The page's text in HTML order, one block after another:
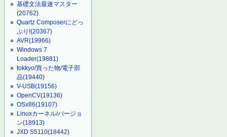
基礎文法最速マスター
(20762)
Quartz Composerにどっ
ぷり!(20367)
AVR(19966)
Windows 7
Loader(19881)
tokkyo/買った物/電子部
品(19440)
V-USB(19156)
OpenCV(19136)
OSx86(19107)
Linuxカーネル/バージョ
ン(18913)
JXD S5110(18442)